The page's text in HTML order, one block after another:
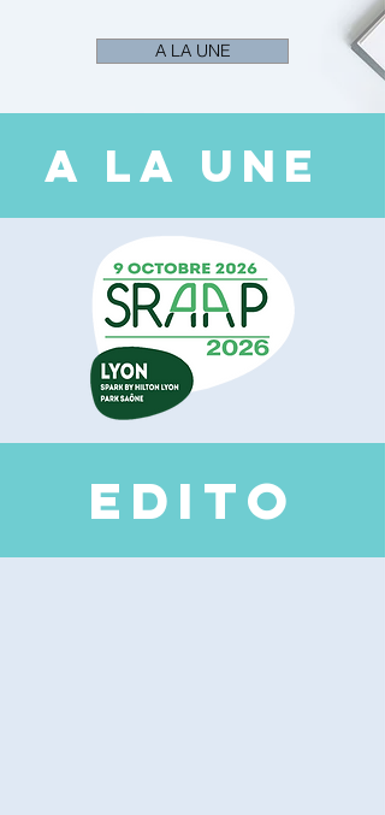
A LA UNE
A LA UNE
EDI TO